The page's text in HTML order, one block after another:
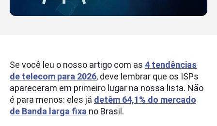
Se você leu o nosso artigo com as 4 tendências
de telecom para 2026, deve lembrar que os ISPs
apareceram em primeiro lugar na nossa lista. Não
é para menos: eles já detêm 64,1% do mercado
de Banda larga fixa no Brasil.